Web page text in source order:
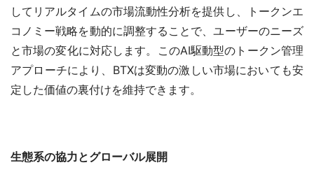
してリアルタイムの市場流動性分析を提供し、トークンエ
コノミー戦略を動的に調整することで、ユーザーのニーズ
と市場の変化に対応します。このAI駆動型のトークン管理
アプローチにより、BTXは変動の激しい市場においても安
定した価値の裏付けを維持できます。
生態系の協力とグローバル展開